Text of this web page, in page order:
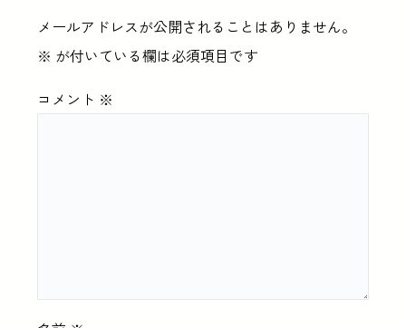
メールアドレスが公開されることはありません。
※ が付いている欄は必須項目です
コメント ※